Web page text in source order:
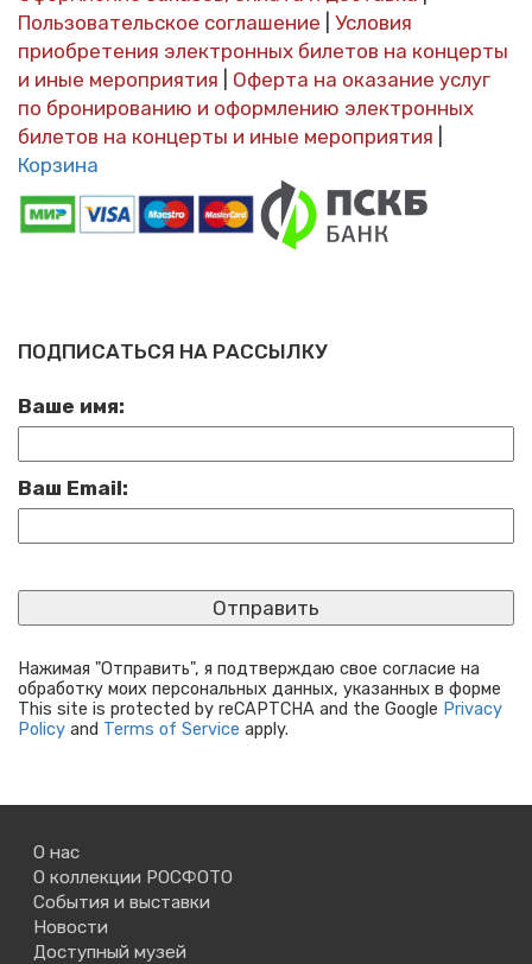
Пользовательское соглашение
Условия
приобретения электронных билетов на концерты
и иные мероприятия
Оферта на оказание услуг
по бронированию и оформлению электронных
билетов на концерты и иные мероприятия
Корзина
ПОДПИСАТЬСЯ НА РАССЫЛКУ
Ваше имя:
Ваш Email:
Нажимая "Отправить", я подтверждаю свое согласие на
обработку моих персональных данных, указанных в форме
This site is protected by reCAPTCHA and the Google Privacy
Policy and Terms of Service apply.
О нас
О коллекции РОСФОТО
События и выставки
Новости
Доступный музей